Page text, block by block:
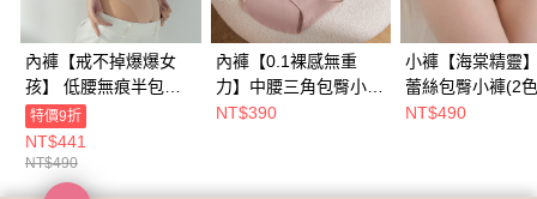
內褲【戒不掉爆爆女
孩】 低腰無痕半包小
褲 (2色)
特價9折
NT$441
NT$490
內褲【0.1裸感無重
力】中腰三角包臀小褲
(2色)
NT$390
小褲【海棠精靈
蕾絲包臀小褲​(2
NT$490